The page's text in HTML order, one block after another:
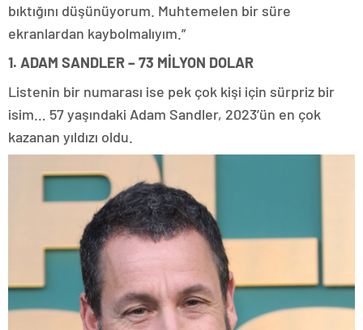
bıktığını düşünüyorum. Muhtemelen bir süre
ekranlardan kaybolmalıyım.”
1. ADAM SANDLER – 73 MİLYON DOLAR
Listenin bir numarası ise pek çok kişi için sürpriz bir
isim… 57 yaşındaki Adam Sandler, 2023’ün en çok
kazanan yıldızı oldu.